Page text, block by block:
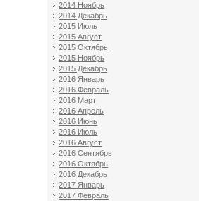
2014 Ноябрь
2014 Декабрь
2015 Июль
2015 Август
2015 Октябрь
2015 Ноябрь
2015 Декабрь
2016 Январь
2016 Февраль
2016 Март
2016 Апрель
2016 Июнь
2016 Июль
2016 Август
2016 Сентябрь
2016 Октябрь
2016 Декабрь
2017 Январь
2017 Февраль